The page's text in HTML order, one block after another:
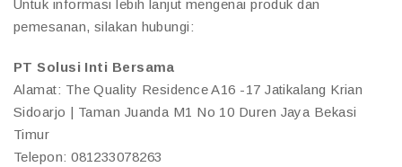
Untuk informasi lebih lanjut mengenai produk dan
pemesanan, silakan hubungi:
PT Solusi Inti Bersama
Alamat: The Quality Residence A16 -17 Jatikalang Krian
Sidoarjo | Taman Juanda M1 No 10 Duren Jaya Bekasi
Timur
Telepon: 081233078263